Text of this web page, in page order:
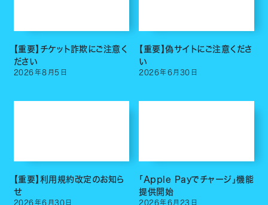
【重要】チケット詐欺にご注意く
ださい
2026年8 月 5 日
【重要】偽サイトにご注意くださ
い
2026年6 月 30 日
【重要】利用規約改定のお知ら
せ
2026年6 月 30 日
「Apple Payでチャージ」機能
提供開始
2026年6 月 23 日